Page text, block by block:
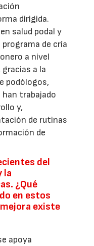
dirigida.
salud podal y
de cría
a nivel
a la
podólogos,
trabajado
y,
de rutinas
de
del
la
¿Qué
en estos
existe
apoya